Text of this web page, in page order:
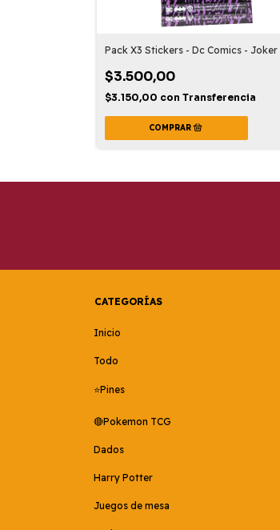
Pack X3 Stickers - Dc Comics - Joker
$3.500,00
$3.150,00 con Transferencia
CATEGORÍAS
Inicio
Todo
⭐Pines
🔴Pokemon TCG
Dados
Harry Potter
Juegos de mesa